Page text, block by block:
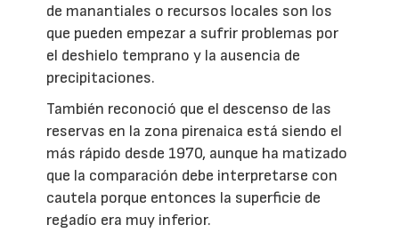
de manantiales o recursos locales son los
que pueden empezar a sufrir problemas por
el deshielo temprano y la ausencia de
precipitaciones.
También reconoció que el descenso de las
reservas en la zona pirenaica está siendo el
más rápido desde 1970, aunque ha matizado
que la comparación debe interpretarse con
cautela porque entonces la superficie de
regadío era muy inferior.